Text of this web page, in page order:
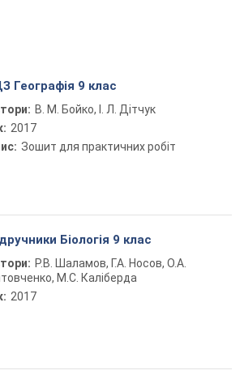
Географія 9 клас
В. М. Бойко, І. Л. Дітчук
2017
Зошит для практичних робіт
Біологія 9 клас
Р.В. Шаламов, Г.А. Носов, О.А.
М.С. Каліберда
2017